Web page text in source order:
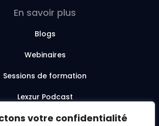
votre confidentialité
En savoir plus
Blogs
Webinaires
Sessions de formation
Lexzur Podcast
Lexzur Academy